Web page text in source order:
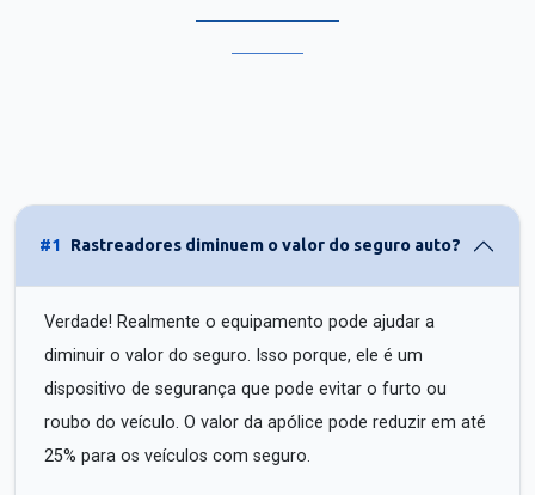
#1 Rastreadores diminuem o valor do seguro auto?
Verdade! Realmente o equipamento pode ajudar a
diminuir o valor do seguro. Isso porque, ele é um
dispositivo de segurança que pode evitar o furto ou
roubo do veículo. O valor da apólice pode reduzir em até
25% para os veículos com seguro.